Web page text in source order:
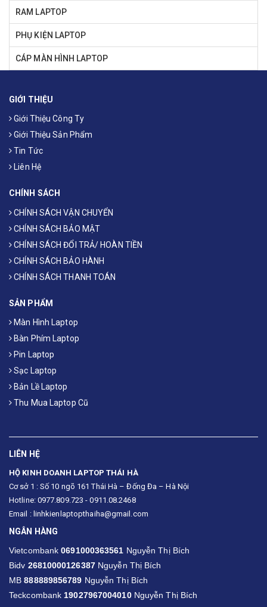
RAM LAPTOP
PHỤ KIỆN LAPTOP
CÁP MÀN HÌNH LAPTOP
GIỚI THIỆU
Giới Thiệu Công Ty
Giới Thiệu Sản Phẩm
Tin Tức
Liên Hệ
CHÍNH SÁCH
CHÍNH SÁCH VẬN CHUYỂN
CHÍNH SÁCH BẢO MẬT
CHÍNH SÁCH ĐỔI TRẢ/ HOÀN TIỀN
CHÍNH SÁCH BẢO HÀNH
CHÍNH SÁCH THANH TOÁN
SẢN PHẨM
Màn Hình Laptop
Bàn Phím Laptop
Pin Laptop
Sạc Laptop
Bản Lề Laptop
Thu Mua Laptop Cũ
LIÊN HỆ
HỘ KINH DOANH LAPTOP THÁI HÀ
Cơ sở 1 : Số 10 ngõ 161 Thái Hà – Đống Đa – Hà Nội
Hotline: 0977.809.723 - 0911.08.2468
Email : linhkienlaptopthaiha@gmail.com
NGÂN HÀNG
Vietcombank0691000363561 Nguyễn Thị Bích
Bidv 26810000126387Nguyễn Thị Bích
MB888889856789 Nguyễn Thị Bích
Teckcombank 19027967004010Nguyễn Thị Bích